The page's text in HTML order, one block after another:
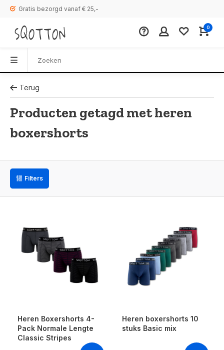
Gratis bezorgd vanaf € 25,-
0
Terug
Producten getagd met heren
boxershorts
Filters
Heren Boxershorts 4-
Pack Normale Lengte
Classic Stripes
Heren boxershorts 10
stuks Basic mix